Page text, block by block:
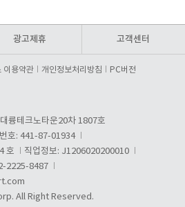
광고제휴 고객센터
이용약관 개인정보처리방침 PC버전
륭테크노타운20차 1807호
호: 441-87-01934
호
직업정보: J1206020200010
2225-8487
All Right Reserved.